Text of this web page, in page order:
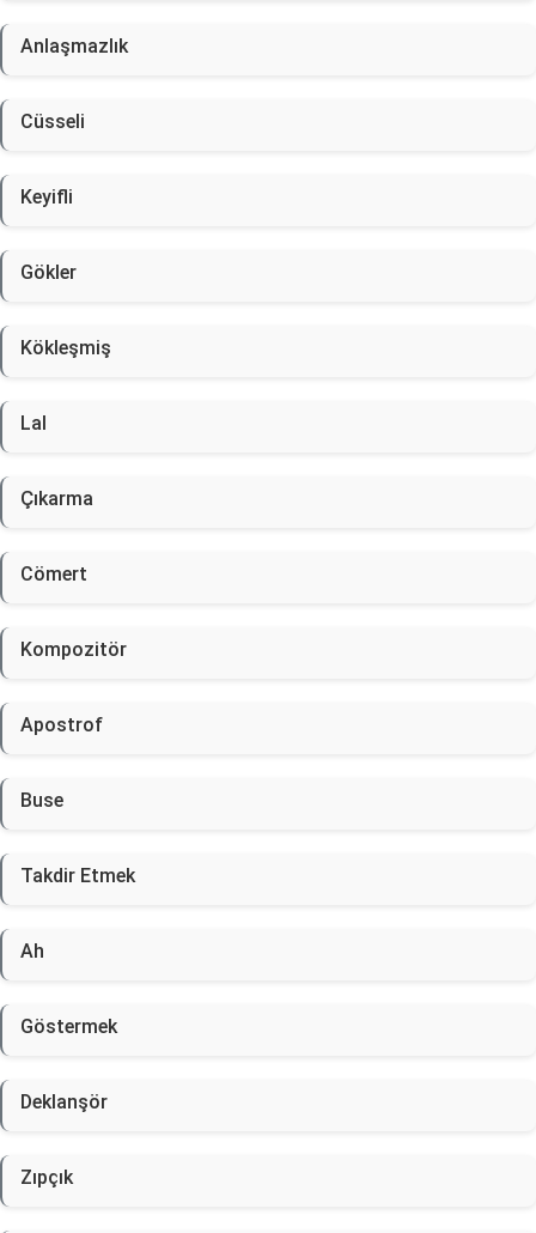
Anlaşmazlık
Cüsseli
Keyifli
Gökler
Kökleşmiş
Lal
Çıkarma
Cömert
Kompozitör
Apostrof
Buse
Takdir Etmek
Ah
Göstermek
Deklanşör
Zıpçık